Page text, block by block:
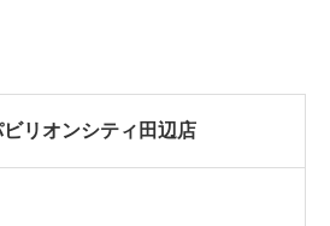
リオンシティ田辺店